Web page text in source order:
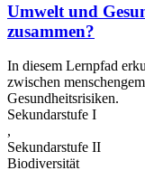
Umwelt und
zusammen?
In diesem Lernpfad
zwischen
Gesundheitsrisiken.
Sekundarstufe I
,
Sekundarstufe II
Biodiversität